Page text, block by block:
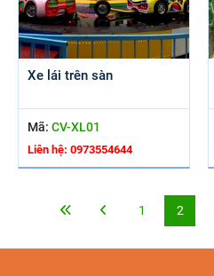
Xe lái trên sàn
Mã: CV-XL01
Liên hệ: 0973554644
1 2